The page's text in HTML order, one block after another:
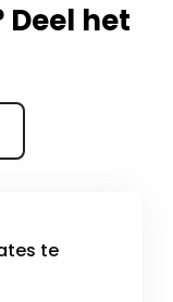
het
te